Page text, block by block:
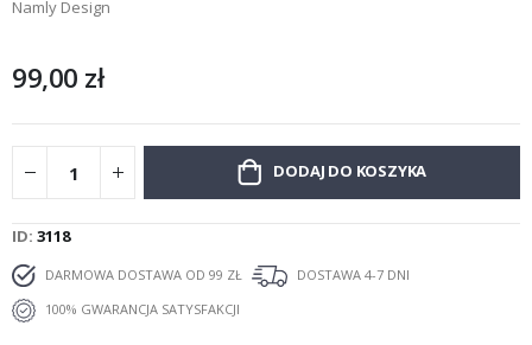
galerii
Namly Design
99,00 zł
DODAJ DO KOSZYKA
ID 3118
DARMOWA DOSTAWA OD 99 ZŁ
DOSTAWA 4-7 DNI
100% GWARANCJA SATYSFAKCJI